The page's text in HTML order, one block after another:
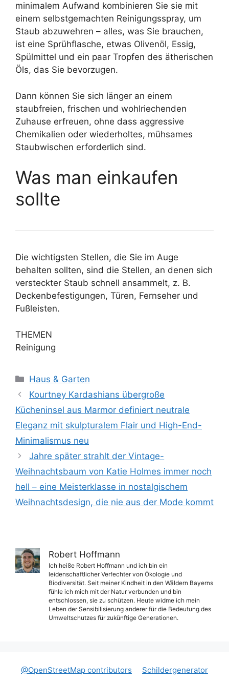
minimalem Aufwand kombinieren Sie sie mit
einem selbstgemachten Reinigungsspray, um
Staub abzuwehren – alles, was Sie brauchen,
ist eine Sprühflasche, etwas Olivenöl, Essig,
Spülmittel und ein paar Tropfen des ätherischen
Öls, das Sie bevorzugen.
Dann können Sie sich länger an einem
staubfreien, frischen und wohlriechenden
Zuhause erfreuen, ohne dass aggressive
Chemikalien oder wiederholtes, mühsames
Staubwischen erforderlich sind.
Was man einkaufen
sollte
Die wichtigsten Stellen, die Sie im Auge
behalten sollten, sind die Stellen, an denen sich
versteckter Staub schnell ansammelt, z. B.
Deckenbefestigungen, Türen, Fernseher und
Fußleisten.
THEMEN
Reinigung
Kategorien
Haus & Garten
Kourtney Kardashians übergroße
Kücheninsel aus Marmor definiert neutrale
Eleganz mit skulpturalem Flair und High-End-
Minimalismus neu
Jahre später strahlt der Vintage-
Weihnachtsbaum von Katie Holmes immer noch
hell – eine Meisterklasse in nostalgischem
Weihnachtsdesign, die nie aus der Mode kommt
Robert Hoffmann
Ich heiße Robert Hoffmann und ich bin ein
leidenschaftlicher Verfechter von Ökologie und
Biodiversität. Seit meiner Kindheit in den Wäldern Bayerns
fühle ich mich mit der Natur verbunden und bin
entschlossen, sie zu schützen. Heute widme ich mein
Leben der Sensibilisierung anderer für die Bedeutung des
Umweltschutzes für zukünftige Generationen.
@OpenStreetMap contributors
Schildergenerator